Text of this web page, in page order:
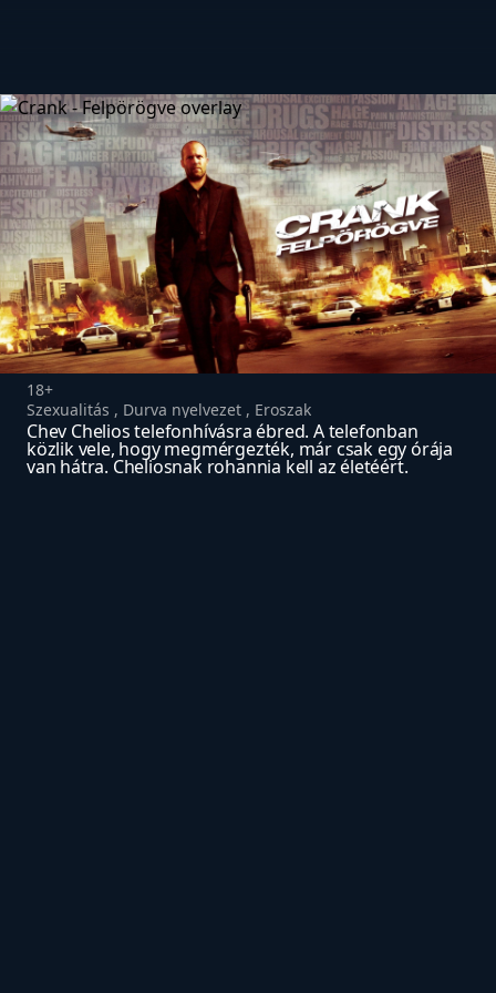
18+
Szexualitás , Durva nyelvezet , Eroszak
Chev Chelios telefonhívásra ébred. A telefonban
közlik vele, hogy megmérgezték, már csak egy órája
van hátra. Cheliosnak rohannia kell az életéért.